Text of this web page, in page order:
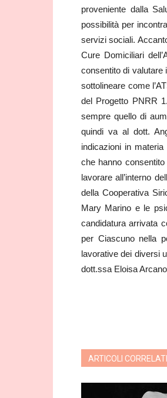
proveniente dalla
possibilità per
servizi sociali.
Cure Domiciliari
consentito di valutare
sottolineare come
del Progetto PNRR
sempre quello di
quindi va al dott.
indicazioni in
che hanno
lavorare all’interno
della Cooperativa
Mary Marino e le
candidatura arrivata
per Ciascuno nella
lavorative dei diversi
dott.ssa Eloisa
ARTICOLI CORRELATI